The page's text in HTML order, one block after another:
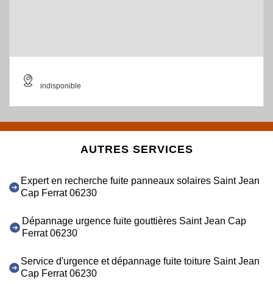
indisponible
AUTRES SERVICES
Expert en recherche fuite panneaux solaires Saint Jean
Cap Ferrat 06230
Dépannage urgence fuite gouttières Saint Jean Cap
Ferrat 06230
Service d'urgence et dépannage fuite toiture Saint Jean
Cap Ferrat 06230